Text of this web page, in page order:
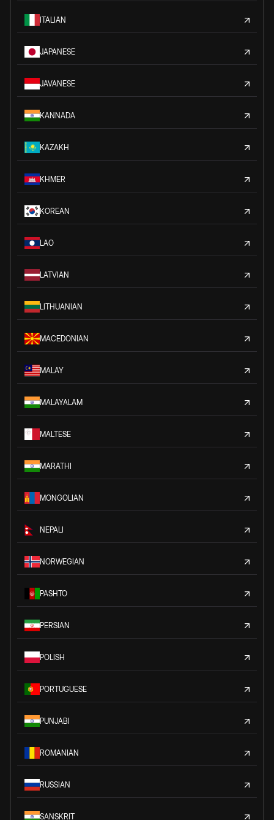
ITALIAN
JAPANESE
JAVANESE
KANNADA
KAZAKH
KHMER
KOREAN
LAO
LATVIAN
LITHUANIAN
MACEDONIAN
MALAY
MALAYALAM
MALTESE
MARATHI
MONGOLIAN
NEPALI
NORWEGIAN
PASHTO
PERSIAN
POLISH
PORTUGUESE
PUNJABI
ROMANIAN
RUSSIAN
SANSKRIT